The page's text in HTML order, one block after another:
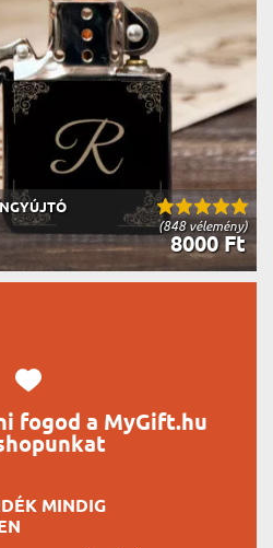
(848 vélemény)
8000 Ft
fogod a MyGift.hu
MINDIG